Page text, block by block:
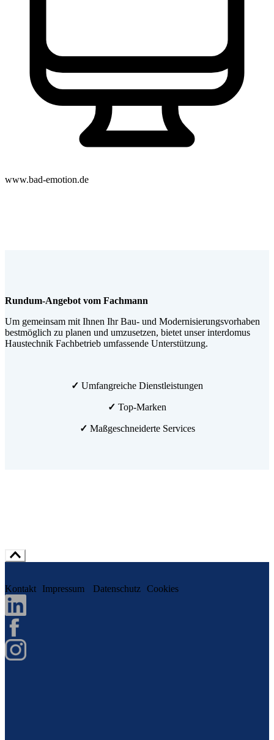
www.bad-emotion.de
Rundum-Angebot vom Fachmann
Um gemeinsam mit Ihnen Ihr Bau- und Modernisierungsvorhaben
bestmöglich zu planen und umzusetzen, bietet unser interdomus
Haustechnik Fachbetrieb umfassende Unterstützung.
✓ Umfangreiche Dienstleistungen
✓ Top-Marken
✓ Maßgeschneiderte Services
Kontakt Impressum Datenschutz Cookies